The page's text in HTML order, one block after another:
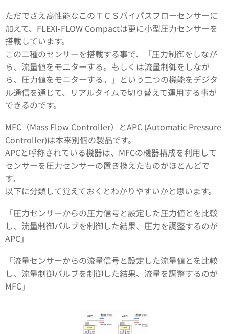
ただでさえ高性能なこのＴＣＳバイパスフローセンサーに
加えて、FLEXI-FLOW Compactは更に小型圧力センサーを
搭載しています。
この二種のセンサーを搭載する事で、「圧力制御をしなが
ら、流量値をモニターする。もしくは流量制御をしなが
ら、圧力値をモニターする。」という二つの機能をデジタ
ル通信を通じて、リアルタイムで切り替えて運用する事が
できるのです。
MFC（Mass Flow Controller）とAPC (Automatic Pressure
Controller)は本来別個の製品です。
APCと呼称されている機器は、MFCの機器構成を利用して
センサーを圧力センサーの置き換えたものがほとんどで
す。
以下に分類して覚えておくとわかりやすいかと思います。
「圧力センサーからの圧力信号と設定した圧力値とを比較
し、流量制御バルブを制御した結果、圧力を調整するのが
APC」
「流量センサーからの流量信号と設定した流量値とを比較
し、流量制御バルブを制御した結果、流量を調整するのが
MFC」